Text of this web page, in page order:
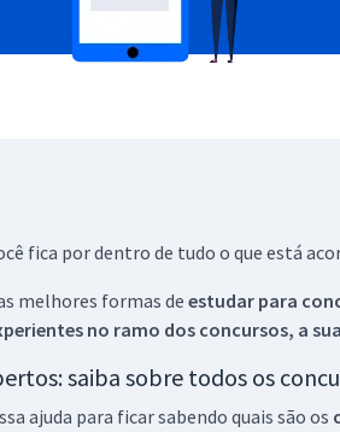
fica por dentro de tudo o que está
melhores formas de estudar para
no ramo dos concursos, a
saiba sobre todos os
ajuda para ficar sabendo quais são os